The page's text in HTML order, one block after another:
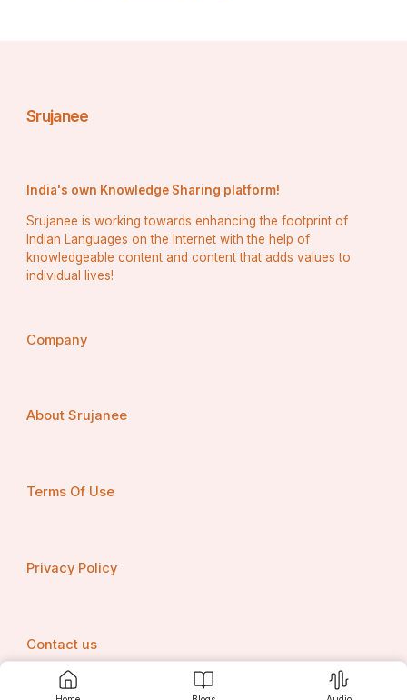
Srujanee
India's own Knowledge Sharing platform!
Srujanee is working towards enhancing the footprint of
Indian Languages on the Internet with the help of
knowledgeable content and content that adds values to
individual lives!
Company
About Srujanee
Terms Of Use
Privacy Policy
Contact us